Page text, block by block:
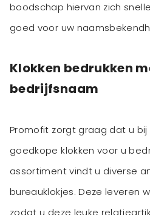
boodschap hiervan zich
Klokken bedrukken
bedrijfsnaam
Promofit zorgt graag dat u
goedkope klokken voor u
assortiment vindt u diverse
bureauklokjes. Deze leveren